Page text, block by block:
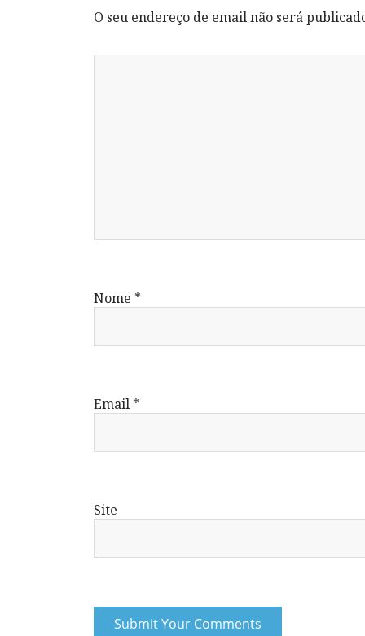
O seu endereço de email não será
Nome *
Email *
Site